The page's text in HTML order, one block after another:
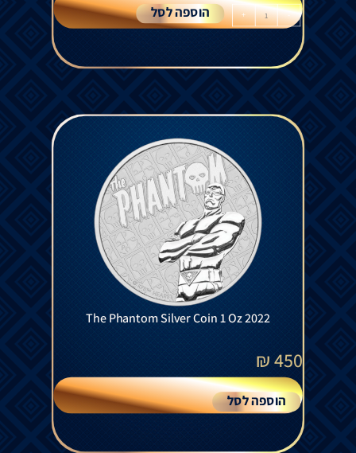
-
+ הוספה לסל
The Phantom Silver Coin 1 Oz 2022
450
₪
הוספה לסל